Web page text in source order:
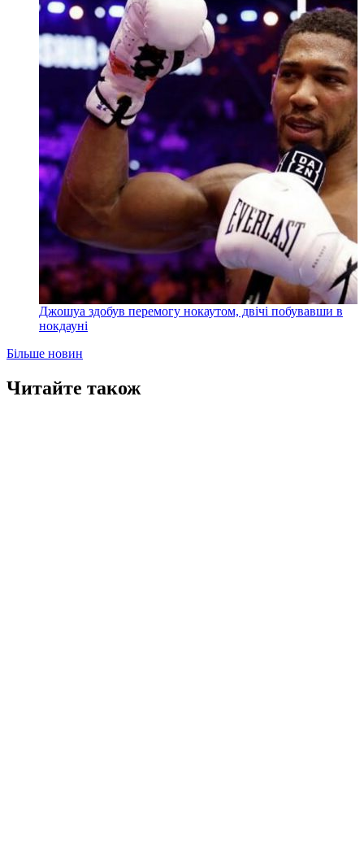
Джошуа здобув перемогу нокаутом, двічі побувавши в
нокдауні
Більше новин
Читайте також